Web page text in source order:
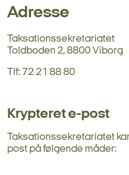
Adresse
Taksationssekretariatet
Toldboden 2, 8800 Viborg
Tlf: 72 21 88 80
Krypteret e-post
Taksationssekretariatet
post på følgende måder: